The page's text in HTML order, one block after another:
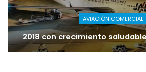
AVIACIÓN COMERCIAL
2018 con crecimiento